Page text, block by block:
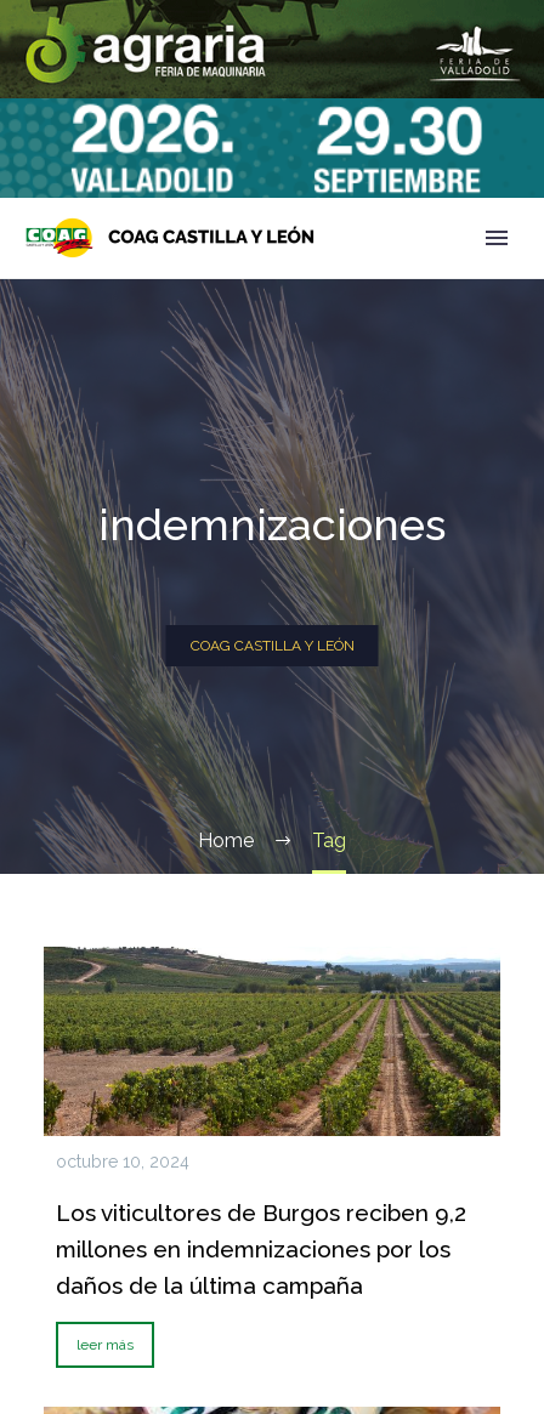
indemnizaciones
COAG CASTILLA Y LEÓN
Home Tag
octubre 10, 2024
Los viticultores de Burgos reciben 9,2
millones en indemnizaciones por los
daños de la última campaña
leer más